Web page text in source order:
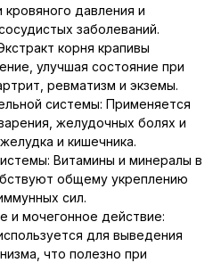
давления и
заболеваний.
корня крапивы
улучшая состояние при
ревматизм и экземы.
системы: Применяется
желудочных болях и
и кишечника.
Витамины и минералы в
общему укреплению
сил.
и мочегонное действие:
для выведения
что полезно при